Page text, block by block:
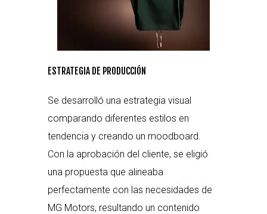
ESTRATEGIA DE PRODUCCIÓN
Se desarrolló una estrategia visual
comparando diferentes estilos en
tendencia y creando un moodboard.
Con la aprobación del cliente, se eligió
una propuesta que alineaba
perfectamente con las necesidades de
MG Motors, resultando un contenido